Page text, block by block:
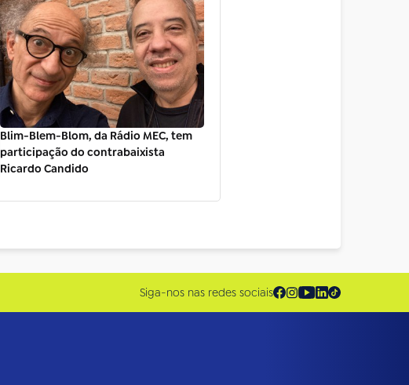
Blim-Blem-Blom, da Rádio MEC, tem
participação do contrabaixista
Ricardo Candido
Siga-nos nas redes sociais